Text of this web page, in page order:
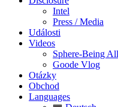
Intel
Press / Media
Události
Videos
Sphere-Being
Goode Vlog
Otázky
Obchod
Languages